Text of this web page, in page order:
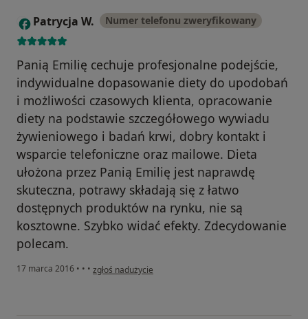
P Patrycja W. Numer telefonu zweryfikowany
Panią Emilię cechuje profesjonalne podejście,
indywidualne dopasowanie diety do upodobań
i możliwości czasowych klienta, opracowanie
diety na podstawie szczegółowego wywiadu
żywieniowego i badań krwi, dobry kontakt i
wsparcie telefoniczne oraz mailowe. Dieta
ułożona przez Panią Emilię jest naprawdę
skuteczna, potrawy składają się z łatwo
dostępnych produktów na rynku, nie są
kosztowne. Szybko widać efekty. Zdecydowanie
polecam.
17 marca 2016 • • • w opinii użytkownika Patrycja W.
zgłoś nadużycie